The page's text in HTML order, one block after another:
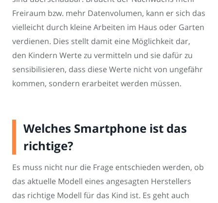
Freiraum bzw. mehr Datenvolumen, kann er sich das
vielleicht durch kleine Arbeiten im Haus oder Garten
verdienen. Dies stellt damit eine Möglichkeit dar,
den Kindern Werte zu vermitteln und sie dafür zu
sensibilisieren, dass diese Werte nicht von ungefähr
kommen, sondern erarbeitet werden müssen.
Welches Smartphone ist das
richtige?
Es muss nicht nur die Frage entschieden werden, ob
das aktuelle Modell eines angesagten Herstellers
das richtige Modell für das Kind ist. Es geht auch